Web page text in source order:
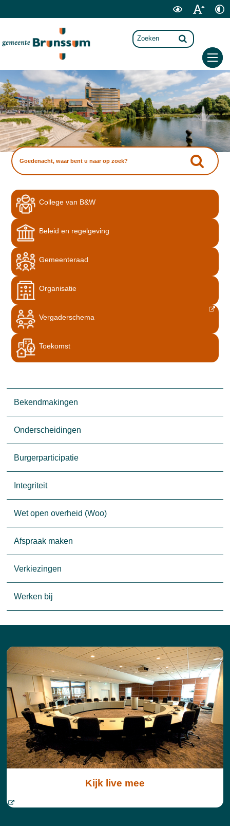
College van B&W
Beleid en regelgeving
Gemeenteraad
Organisatie
Vergaderschema
Toekomst
Bekendmakingen
Onderscheidingen
Burgerparticipatie
Integriteit
Wet open overheid (Woo)
Afspraak maken
Verkiezingen
Werken bij
Kijk live mee